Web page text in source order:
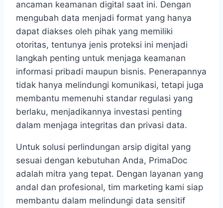
ancaman keamanan digital saat ini. Dengan
mengubah data menjadi format yang hanya
dapat diakses oleh pihak yang memiliki
otoritas, tentunya jenis proteksi ini menjadi
langkah penting untuk menjaga keamanan
informasi pribadi maupun bisnis. Penerapannya
tidak hanya melindungi komunikasi, tetapi juga
membantu memenuhi standar regulasi yang
berlaku, menjadikannya investasi penting
dalam menjaga integritas dan privasi data.
Untuk solusi perlindungan arsip digital yang
sesuai dengan kebutuhan Anda, PrimaDoc
adalah mitra yang tepat. Dengan layanan yang
andal dan profesional, tim marketing kami siap
membantu dalam melindungi data sensitif